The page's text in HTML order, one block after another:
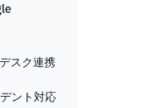
スク連携
ント対応